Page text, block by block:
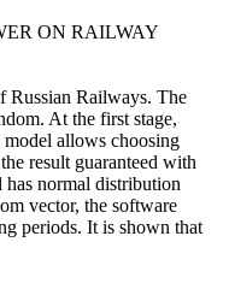
ON RAILWAY
Russian Railways. The
At the first stage,
model allows choosing
result guaranteed with
normal distribution
vector, the software
periods. It is shown that